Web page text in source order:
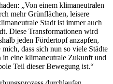
„Von einem klimaneutralen
mehr Grünflächen, leisere
Stadt ist immer auch
Diese Transformationen wird
jeden Fördertopf anzapfen,
dass sich nun so viele Städte
in eine klimaneutrale Zukunft und
Teil dieser Bewegung ist.“